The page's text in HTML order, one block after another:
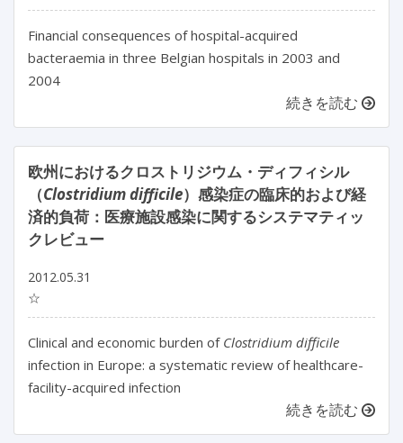
Financial consequences of hospital-acquired
bacteraemia in three Belgian hospitals in 2003 and
2004
続きを読む
欧州におけるクロストリジウム・ディフィシル
（Clostridium difficile）感染症の臨床的および経
済的負荷：医療施設感染に関するシステマティッ
クレビュー
2012.05.31
☆
Clinical and economic burden of Clostridium difficile
infection in Europe: a systematic review of healthcare-
facility-acquired infection
続きを読む